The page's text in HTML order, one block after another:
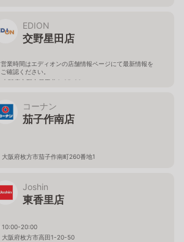
EDION
交野星田店
営業時間はエディオンの店舗情報ページにて最新情報を
ご確認ください。
大阪府交野市星田北6-25-26
コーナン
茄子作南店
大阪府枚方市茄子作南町260番地1
Joshin
東香里店
10:00-20:00
大阪府枚方市高田1-20-50